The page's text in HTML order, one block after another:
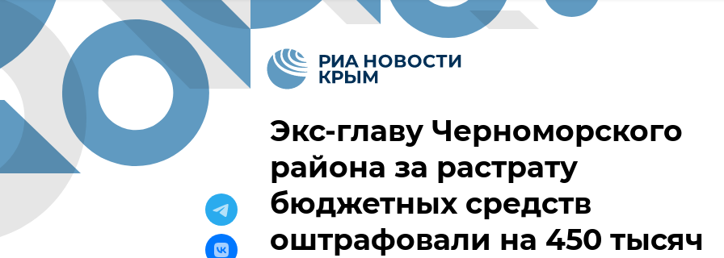
Экс-главу Черноморского
района за растрату
бюджетных средств
оштрафовали на 450 тысяч